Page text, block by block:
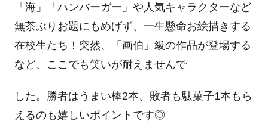
「海」「ハンバーガー」や人気キャラクターなど
無茶ぶりお題にもめげず、一生懸命お絵描きする
在校生たち！突然、「画伯」級の作品が登場する
など、ここでも笑いが耐えませんで
した。勝者はうまい棒2本、敗者も駄菓子1本もら
えるのも嬉しいポイントです◎